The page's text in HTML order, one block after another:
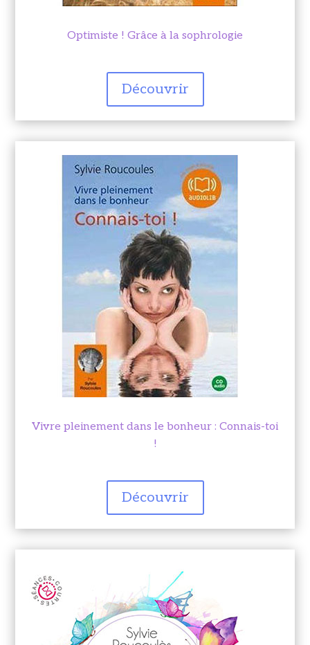
Optimiste ! Grâce à la sophrologie
Découvrir
Vivre pleinement dans le bonheur : Connais-toi
!
Découvrir